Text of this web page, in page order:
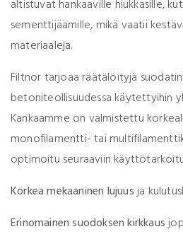
altistuvat hankaaville hiukkasille,
sementtijäämille, mikä vaatii
materiaaleja.
Filtnor tarjoaa räätälöityjä
betoniteollisuudessa käytettyihin
Kankaamme on valmistettu
monofilamentti- tai
optimoitu seuraaviin
Korkea mekaaninen lujuusja
Erinomainen suodoksen kirkkaus